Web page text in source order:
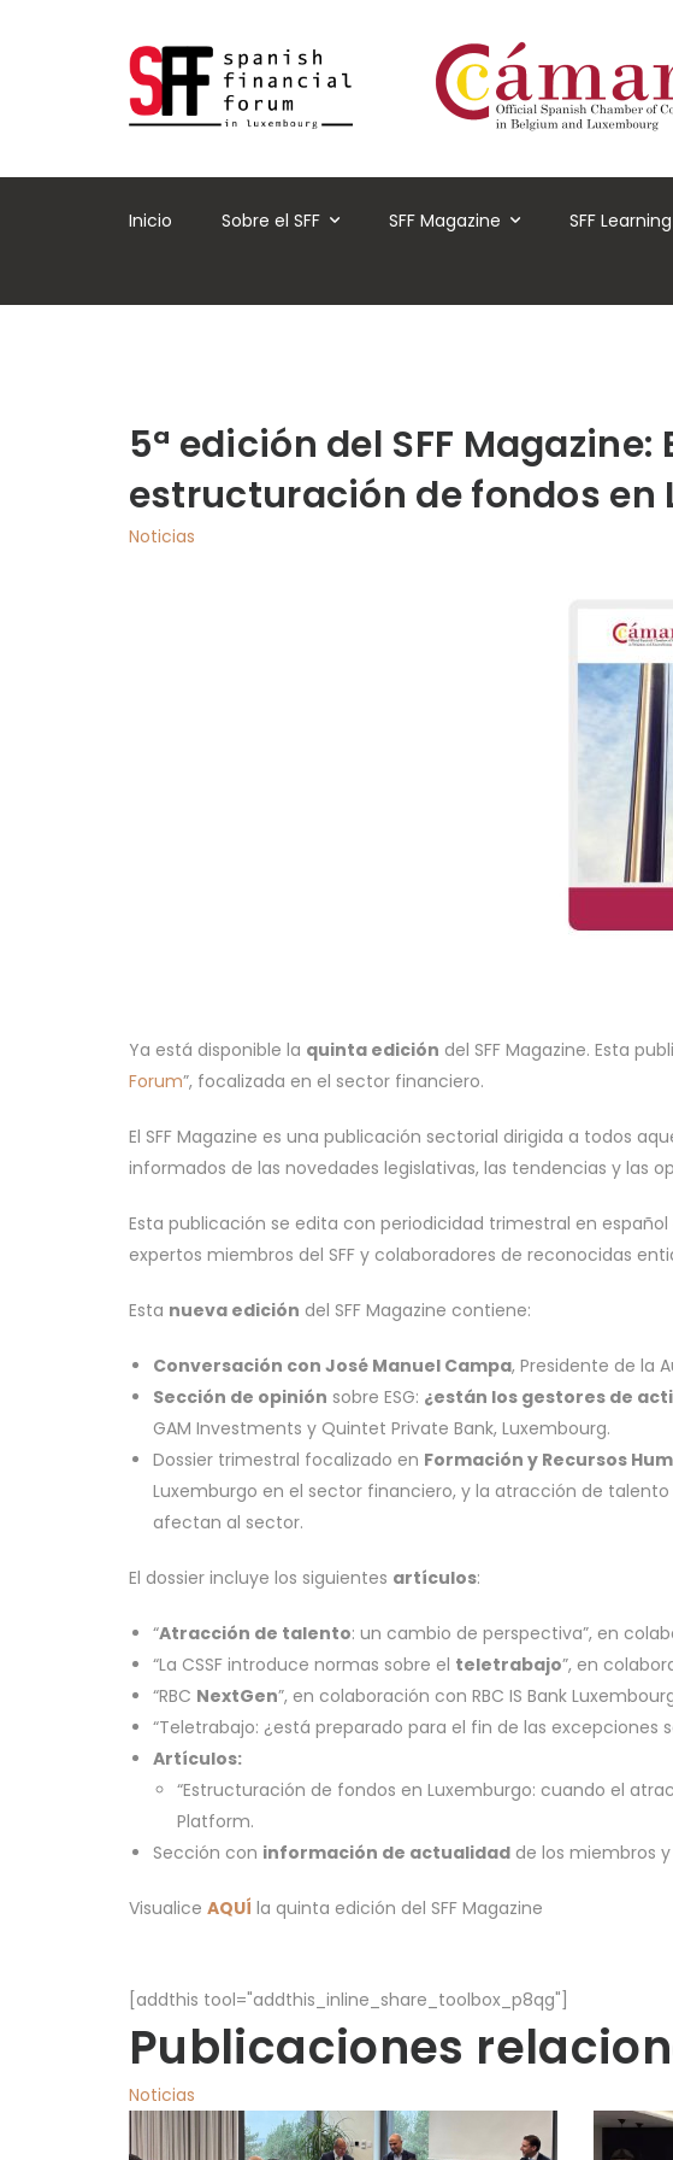
Inicio Sobre el SFF SFF Magazine SFF
5ª edición del SFF
estructuración de fondos en
Noticias
Ya está disponible la quinta edición del SFF Magazine. Esta
Forum”, focalizada en el sector financiero.
El SFF Magazine es una publicación sectorial dirigida a todos
informados de las novedades legislativas, las tendencias y las
Esta publicación se edita con periodicidad trimestral en español
expertos miembros del SFF y colaboradores de reconocidas
Esta nueva edición del SFF Magazine contiene:
Conversación con José Manuel Campa, Presidente de la
Sección de opinión sobre ESG: ¿están los gestores de
GAM Investments y Quintet Private Bank, Luxembourg.
Dossier trimestral focalizado en Formación y Recursos
Luxemburgo en el sector financiero, y la atracción de
afectan al sector.
El dossier incluye los siguientes artículos:
“Atracción de talento: un cambio de perspectiva”, en
“La CSSF introduce normas sobre el teletrabajo”, en
“RBC NextGen”, en colaboración con RBC IS Bank
“Teletrabajo: ¿está preparado para el fin de las excepciones
Artículos:
“Estructuración de fondos en Luxemburgo: cuando el
Platform.
Sección con información de actualidadde los miembros y
Visualice AQUÍ la quinta edición del SFF Magazine
[addthis tool="addthis_inline_share_toolbox_p8qg"]
Publicaciones
Noticias